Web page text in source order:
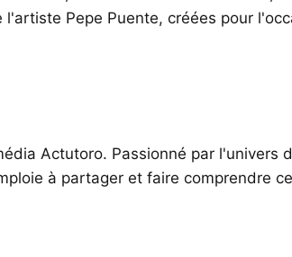
Pepe Puente, créées pour
Actutoro. Passionné par l'univers
à partager et faire comprendre